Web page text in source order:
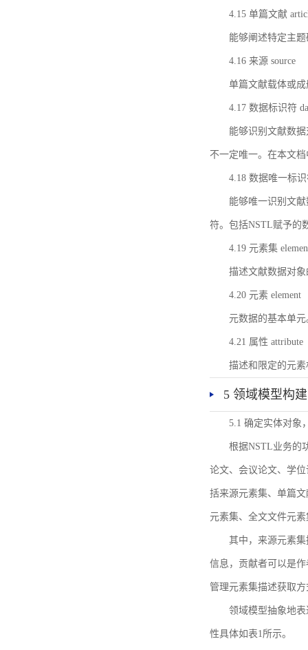
4.15 单篇文献
能够阐述特定主
4.16 来源 source
单篇文献载体或
4.17 数据标识符
能够识别文献数
不一定唯一。在本文
4.18 数据唯一标
能够唯一识别文
符。包括NSTL赋予的
4.19 元素集
描述文献数据对
4.20 元素 element
元数据的基本单元
4.21 属性 attribute
描述和限定的元
5 领域模型构建
5.1 确定实体对象
根据NSTL业务的
论文、会议论文、学
括来源元素集、单篇
元素集、全文文件元
其中，来源元素
信息，贡献者可以是
管理元素集描述获取
领域模型抽象地
性具体如表1所示。